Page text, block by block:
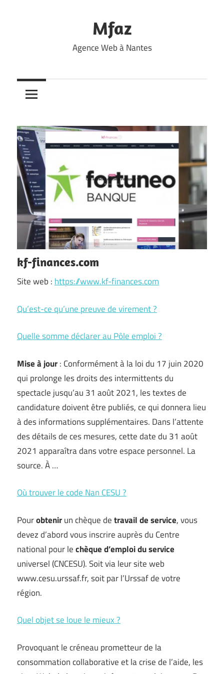
Mfaz
Agence Web à Nantes
kf-finances.com
Site web : https://www.kf-finances.com
Qu’est-ce qu’une preuve de virement ?
Quelle somme déclarer au Pôle emploi ?
Mise à jour: Conformément à la loi du 17 juin 2020
qui prolonge les droits des intermittents du
spectacle jusqu’au 31 août 2021, les textes de
candidature doivent être publiés, ce qui donnera lieu
à des informations supplémentaires. Dans l’attente
des détails de ces mesures, cette date du 31 août
2021 apparaîtra dans votre espace personnel. La
source. À …
Où trouver le code Nan CESU ?
Pourobtenirun chèque detravail de service, vous
devez d’abord vous inscrire auprès du Centre
national pour lechèque d’emploi du service
universel (CNCESU). Soit via leur site web
www.cesu.urssaf.fr, soit par l’Urssaf de votre
région.
Quel objet se loue le mieux ?
Provoquant le créneau prometteur de la
consommation collaborative et la crise de l’aide, les